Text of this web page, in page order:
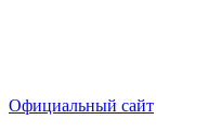
Официальный сайт